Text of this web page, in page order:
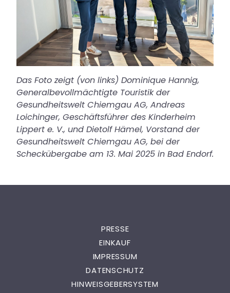
Das Foto zeigt (von links) Dominique Hannig,
Generalbevollmächtigte Touristik der
Gesundheitswelt Chiemgau AG, Andreas
Loichinger, Geschäftsführer des Kinderheim
Lippert e. V., und Dietolf Hämel, Vorstand der
Gesundheitswelt Chiemgau AG, bei der
Scheckübergabe am 13. Mai 2025 in Bad Endorf.
PRESSE
EINKAUF
IMPRESSUM
DATENSCHUTZ
HINWEISGEBERSYSTEM